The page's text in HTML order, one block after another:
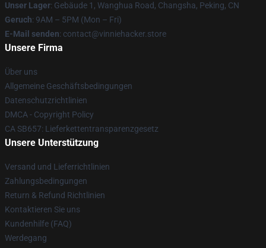
Unser Lager: Gebäude 1, Wanghua Road, Changsha, Peking, CN
Geruch: 9AM – 5PM (Mon – Fri)
E-Mail senden: contact@vinniehacker.store
Unsere Firma
Über uns
Allgemeine Geschäftsbedingungen
Datenschutzrichtlinien
DMCA - Copyright Policy
CA SB657: Lieferkettentransparenzgesetz
Unsere Unterstützung
Versand und Lieferrichtlinien
Zahlungsbedingungen
Return & Refund Richtlinien
Kontaktieren Sie uns
Kundenhilfe (FAQ)
Werdegang